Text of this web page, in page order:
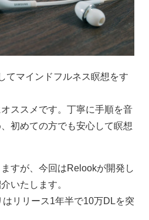
てマインドフルネス瞑想をす
ススメです。丁寧に手順を音
初めての方でも安心して瞑想
すが、今回はRelookが開発し
いたします。
リリース1年半で10万DLを突